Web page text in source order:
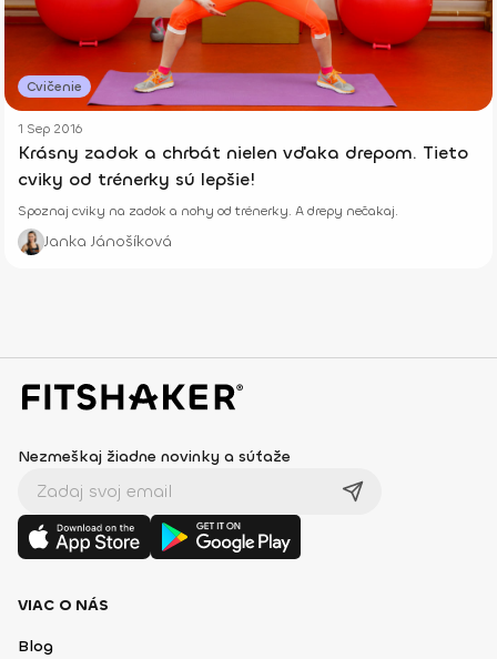
Cvičenie
1 Sep 2016
Krásny zadok a chrbát nielen vďaka drepom. Tieto
cviky od trénerky sú lepšie!
Spoznaj cviky na zadok a nohy od trénerky. A drepy nečakaj.
Janka Jánošíková
Nezmeškaj žiadne novinky a súťaže
VIAC O NÁS
Blog